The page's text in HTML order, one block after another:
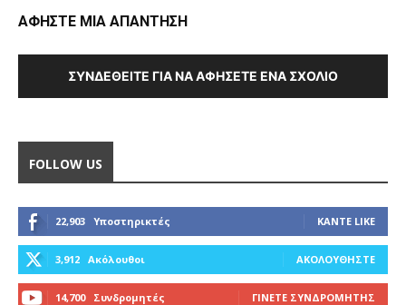
ΑΦΗΣΤΕ ΜΙΑ ΑΠΑΝΤΗΣΗ
ΣΥΝΔΕΘΕΊΤΕ ΓΙΑ ΝΑ ΑΦΉΣΕΤΕ ΈΝΑ ΣΧΌΛΙΟ
FOLLOW US
22,903 Υποστηρικτές ΚΆΝΤΕ LIKE
3,912 Ακόλουθοι ΑΚΟΛΟΥΘΉΣΤΕ
14,700 Συνδρομητές ΓΊΝΕΤΕ ΣΥΝΔΡΟΜΗΤΉΣ